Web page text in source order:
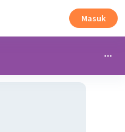
Masuk